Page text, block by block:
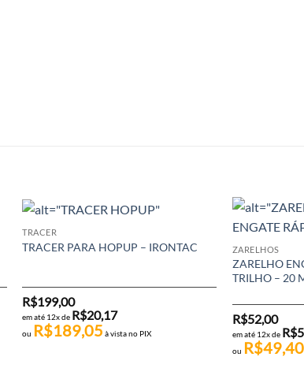
TRACER
TRACER PARA HOPUP – IRONTAC
R$199,00
em até 12x de R$20,17
ou R$189,05 à vista no PIX
ZARELHOS
ZARELHO
TRILHO – 20
R$52,00
em até 12x de R$
ou R$49,40